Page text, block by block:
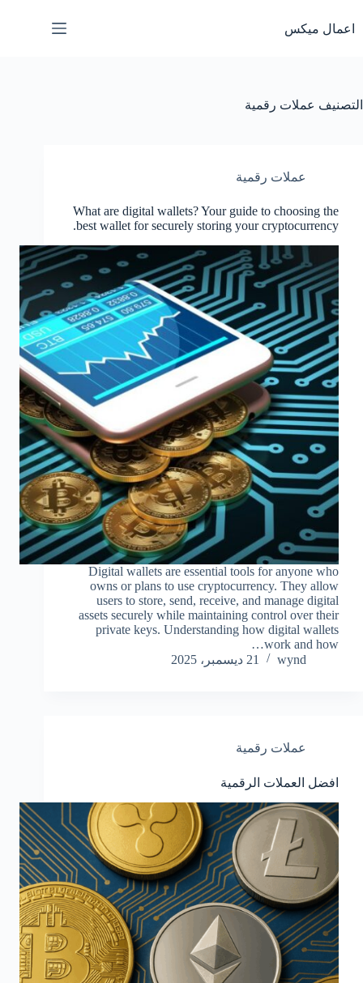
إلى
المحتوى
اعمال ميكس
التصنيف عملات رقمية
عملات رقمية
What are digital wallets? Your guide to choosing the
best wallet for securely storing your cryptocurrency.
Digital wallets are essential tools for anyone who
owns or plans to use cryptocurrency. They allow
users to store, send, receive, and manage digital
assets securely while maintaining control over their
private keys. Understanding how digital wallets
work and how…
wynd
21 ديسمبر، 2025
عملات رقمية
افضل العملات الرقمية